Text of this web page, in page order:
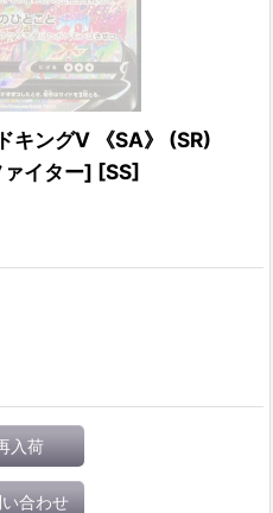
キングV 《SA》 (SR)
イター] [SS]
入荷
合わせ